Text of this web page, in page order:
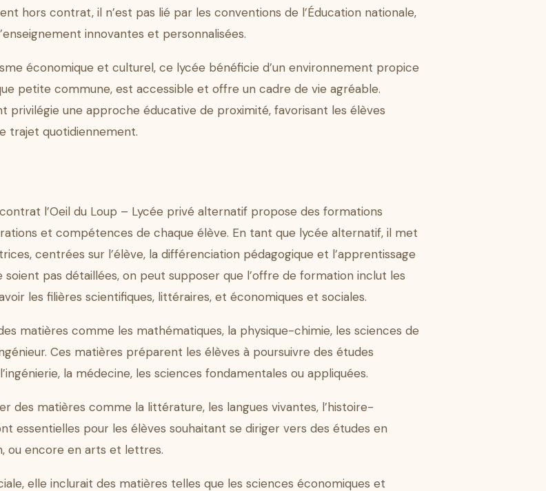
hors contrat, il n’est pas lié par les conventions de l’Éducation nationale,
innovantes et personnalisées.
économique et culturel, ce lycée bénéficie d’un environnement propice
petite commune, est accessible et offre un cadre de vie agréable.
privilégie une approche éducative de proximité, favorisant les élèves
trajet quotidiennement.
l’Oeil du Loup – Lycée privé alternatif propose des formations
et compétences de chaque élève. En tant que lycée alternatif, il met
centrées sur l’élève, la différenciation pédagogique et l’apprentissage
pas détaillées, on peut supposer que l’offre de formation inclut les
les filières scientifiques, littéraires, et économiques et sociales.
matières comme les mathématiques, la physique-chimie, les sciences de
Ces matières préparent les élèves à poursuivre des études
la médecine, les sciences fondamentales ou appliquées.
des matières comme la littérature, les langues vivantes, l’histoire-
essentielles pour les élèves souhaitant se diriger vers des études en
ou encore en arts et lettres.
elle inclurait des matières telles que les sciences économiques et